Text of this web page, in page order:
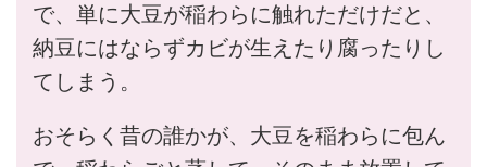
で、単に大豆が稲わらに触れただけだと、
納豆にはならずカビが生えたり腐ったりし
てしまう。
おそらく昔の誰かが、大豆を稲わらに包ん